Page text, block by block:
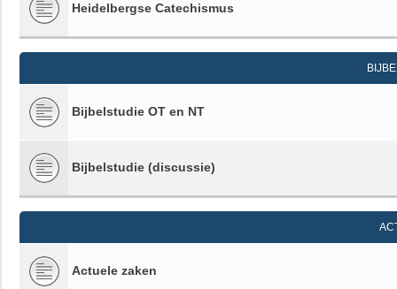
Heidelbergse Catechismus
Bijbelstudie OT en NT
Bijbelstudie (discussie)
Actuele zaken